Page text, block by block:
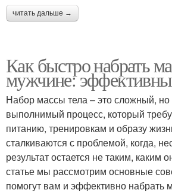
читать дальше →
Как быстро набрать
мужчине:
Набор массы тела – это сложный,
выполнимый процесс, который
питанию, тренировкам и образу
сталкиваются с проблемой, когда,
результат остается не таким, каким
статье мы рассмотрим основные
помогут вам и эффективно набрать